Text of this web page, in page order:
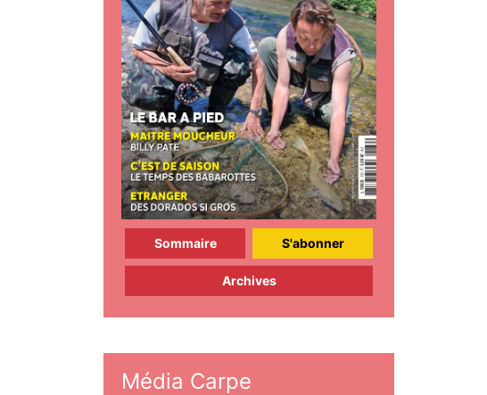
Sommaire S'abonner
Archives
Média Carpe